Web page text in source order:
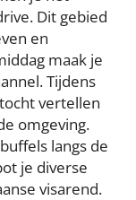
Dit gebied
en
maak je
Tijdens
vertellen
omgeving.
langs de
je diverse
visarend.